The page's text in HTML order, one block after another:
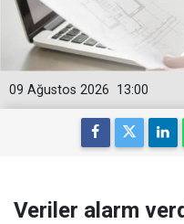
13:00
09 Ağustos 2026
Veriler alarm